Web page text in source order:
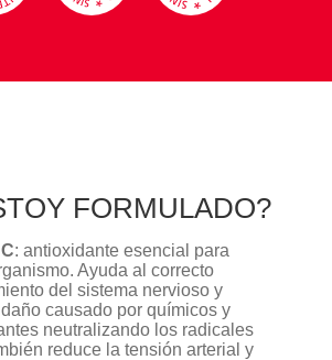
FORMULADO?
: antioxidante esencial para
Ayuda al correcto
del sistema nervioso y
causado por químicos y
neutralizando los radicales
reduce la tensión arterial y